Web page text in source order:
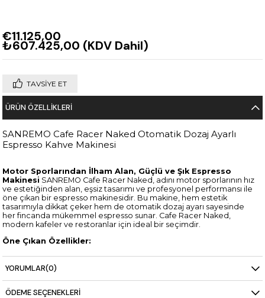
€11.125,00
₺607.425,00 (KDV Dahil)
TAVSIYE ET
ÜRÜN ÖZELLIKLERI
SANREMO Cafe Racer Naked Otomatik Dozaj Ayarlı
Espresso Kahve Makinesi
Motor Sporlarından İlham Alan, Güçlü ve Şık Espresso
Makinesi SANREMO Cafe Racer Naked, adını motor sporlarının hız
ve estetiğinden alan, eşsiz tasarımı ve profesyonel performansı ile
öne çıkan bir espresso makinesidir. Bu makine, hem estetik
tasarımıyla dikkat çeker hem de otomatik dozaj ayarı sayesinde
her fincanda mükemmel espresso sunar. Cafe Racer Naked,
modern kafeler ve restoranlar için ideal bir seçimdir.
Öne Çıkan Özellikler:
Otomatik Dozaj Ayarı:Her fincanda mükemmel espresso
için hassas otomatik dozaj ayarları. Kullanıcı dostu kontrol
paneli ile kahve hazırlamak artık çok daha kolay.
Göz Alıcı Tasarım:Cafe Racer Naked, açıkta kalan iç
mekanizmaları ve metalik kaplaması ile mekanınıza modern
YORUMLAR(0)
ÖDEME SEÇENEKLERI